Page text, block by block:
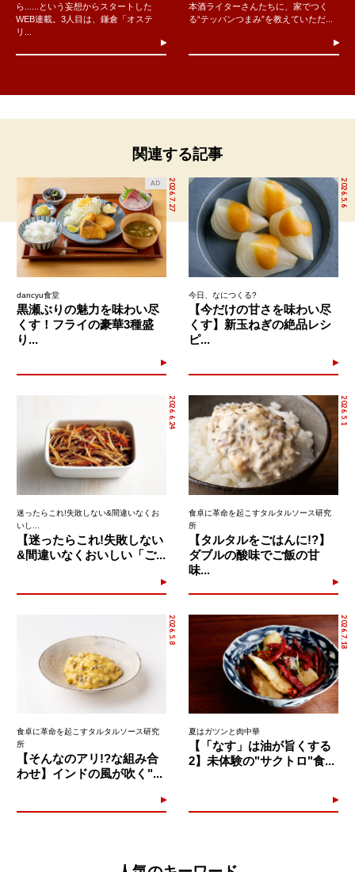
ら......という妄想からスタートした
WEB連載。3人目は、鎌倉「オステ
リ...
本酒ライターさんたちに、家でつく
る“テッパンつまみ”を教えていただ...
関連する記事
2026.7.27
AD
dancyu食堂
黒瀬ぶりの魅力を味わい尽
くす！フライの豪華3種盛
り...
2026.5.6
今日、なにつくる?
【今だけの甘さを味わい尽
くす】新玉ねぎの絶品レシ
ピ...
2026.6.24
迷ったらこれ!失敗しない&間違いなくお
いし...
【迷ったらこれ!失敗しない
&間違いなくおいしい「ご...
2026.5.1
食卓に革命を起こすタルタルソース研究
所
【タルタルをごはんに!?】
ダブルの酸味でご飯の甘
味...
2026.5.8
食卓に革命を起こすタルタルソース研究
所
【そんなのアリ!?な組み合
わせ】インドの風が吹く"...
2026.7.18
夏はガツンと肉中華
【「なす」は油が旨くする
2】未体験の"サクトロ"食...